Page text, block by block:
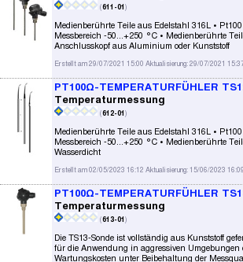
(611-01 )
Medienberührte Teile aus Edelstahl 316L •
Messbereich -50...+250 °C • Medienberührte
Anschlusskopf aus Aluminium oder Kunststoff
Erstellt am 29/07/2021 15:00 Aktualisierung: 29/07/2021
PT100Ω-TEMPERATURFÜHLER
Temperaturmessung
(612-01 )
Medienberührte Teile aus Edelstahl 316L •
Messbereich -50...+250 °C • Medienberührte
Wasserdicht
Erstellt am 02/05/2023 16:12 Aktualisierung: 15/06/2023 16:09
PT100Ω-TEMPERATURFÜHLER
Temperaturmessung
(613-01 )
Die TS13-Sonde ist vollständig aus Kunststoff
für die Anwendung in aggressiven
Wartungskosten unter Beibehaltung der